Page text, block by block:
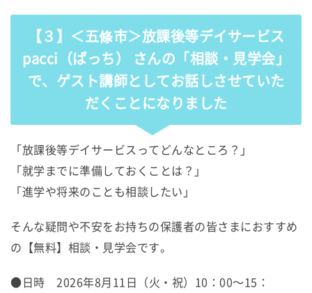
【３】＜五條市＞放課後等デイサービス
pacci（ぱっち）
さんの「相談・見学会」
で、ゲスト講師としてお話しさせていた
だくことになりました
「放課後等デイサービスってどんなところ？」
「就学までに準備しておくことは？」
「進学や将来のことも相談したい」
そんな疑問や不安をお持ちの保護者の皆さまにおすすめ
の【無料】相談・見学会です。
●日時 2026年8月11日（火・祝）10：00～15：